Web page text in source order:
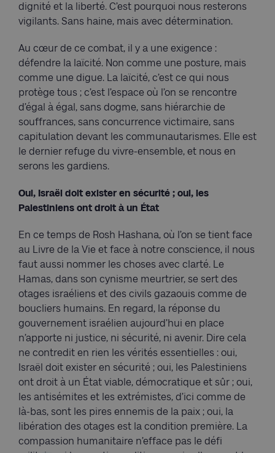
dignité et la liberté. C’est pourquoi nous resterons
vigilants. Sans haine, mais avec détermination.
Au cœur de ce combat, il y a une exigence :
défendre la laïcité. Non comme une posture, mais
comme une digue. La laïcité, c’est ce qui nous
protège tous ; c’est l’espace où l’on se rencontre
d’égal à égal, sans dogme, sans hiérarchie de
souffrances, sans concurrence victimaire, sans
capitulation devant les communautarismes. Elle est
le dernier refuge du vivre-ensemble, et nous en
serons les gardiens.
Oui, Israël doit exister en sécurité ; oui, les
Palestiniens ont droit à un État
En ce temps de Rosh Hashana, où l’on se tient face
au Livre de la Vie et face à notre conscience, il nous
faut aussi nommer les choses avec clarté. Le
Hamas, dans son cynisme meurtrier, se sert des
otages israéliens et des civils gazaouis comme de
boucliers humains. En regard, la réponse du
gouvernement israélien aujourd’hui en place
n’apporte ni justice, ni sécurité, ni avenir. Dire cela
ne contredit en rien les vérités essentielles : oui,
Israël doit exister en sécurité ; oui, les Palestiniens
ont droit à un État viable, démocratique et sûr ; oui,
les antisémites et les extrémistes, d’ici comme de
là-bas, sont les pires ennemis de la paix ; oui, la
libération des otages est la condition première. La
compassion humanitaire n’efface pas le défi